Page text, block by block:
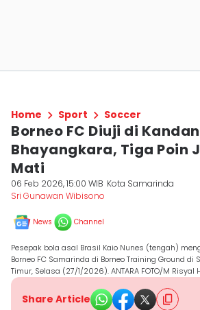
Home Sport Soccer
Borneo FC Diuji di
Bhayangkara, Tiga Poin
Mati
06 Feb 2026, 15:00 WIB Kota Samarinda
Sri Gunawan Wibisono
News Channel
Pesepak bola asal Brasil Kaio Nunes (tengah)
Borneo FC Samarinda di Borneo Training Ground
Timur, Selasa (27/1/2026). ANTARA FOTO/M
Share Article